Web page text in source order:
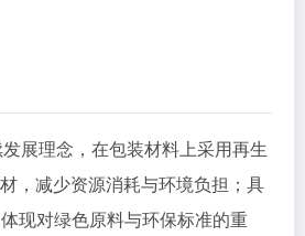
展理念，在包装材料上采用再生
，减少资源消耗与环境负担；具
现对绿色原料与环保标准的重